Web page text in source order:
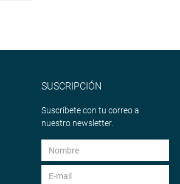
SUSCRIPCIÓN
Suscríbete con tu correo a
nuestro newsletter.